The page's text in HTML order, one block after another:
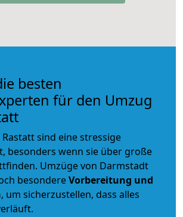
besten
für den Umzug
sind eine stressige
besonders wenn sie über große
Umzüge von Darmstadt
besondereVorbereitung und
, um sicherzustellen, dass alles